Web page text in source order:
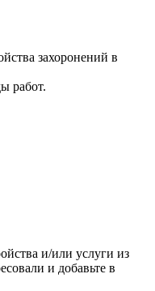
захоронений в
работ.
и/или услуги из
и добавьте в